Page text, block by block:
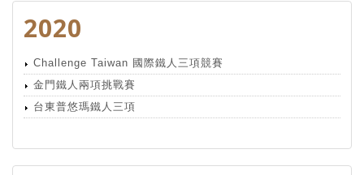
2020
Challenge Taiwan 國際鐵人三項競賽
金門鐵人兩項挑戰賽
台東普悠瑪鐵人三項